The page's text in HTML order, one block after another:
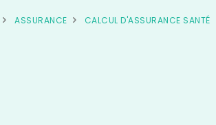
ASSURANCE CALCUL D'ASSURANCE SANTÉ